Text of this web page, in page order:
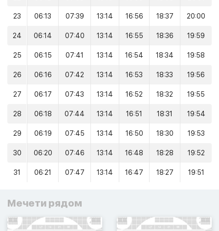
23 06:13 07:39 13:14 16:56 18:37 20:00
24 06:14 07:40 13:14 16:55 18:36 19:59
25 06:15 07:41 13:14 16:54 18:34 19:58
26 06:16 07:42 13:14 16:53 18:33 19:56
27 06:17 07:43 13:14 16:52 18:32 19:55
28 06:18 07:44 13:14 16:51 18:31 19:54
29 06:19 07:45 13:14 16:50 18:30 19:53
30 06:20 07:46 13:14 16:48 18:28 19:52
31 06:21 07:47 13:14 16:47 18:27 19:51
Мечети рядом